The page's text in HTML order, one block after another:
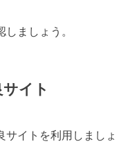
しましょう。
イト
サイトを利用しましょ